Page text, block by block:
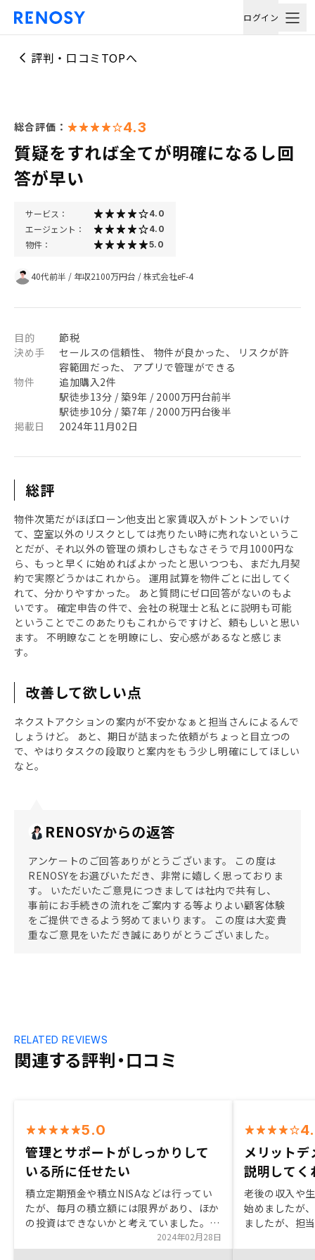
ログイン
評判・口コミTOPへ
総合評価： 4.3
質疑をすれば全てが明確になるし回
答が早い
サービス： 4.0
エージェント： 4.0
物件： 5.0
40代前半 / 年収2100万円台 /株式会社eF-4
目的
節税
決め手
セールスの信頼性、 物件が良かった、 リスクが許
容範囲だった、 アプリで管理ができる
物件
追加購入2件
駅徒歩13分 / 築9年 / 2000万円台前半
駅徒歩10分 / 築7年 / 2000万円台後半
掲載日
2024年11月02日
総評
物件次第だがほぼローン他支出と家賃収入がトントンでいけ
て、空室以外のリスクとしては売りたい時に売れないというこ
とだが、それ以外の管理の煩わしさもなさそうで月1000円な
ら、もっと早くに始めればよかったと思いつつも、まだ九月契
約で実際どうかはこれから。 運用試算を物件ごとに出してく
れて、分かりやすかった。 あと質問にゼロ回答がないのもよ
いです。 確定申告の件で、会社の税理士と私とに説明も可能
ということでこのあたりもこれからですけど、頼もしいと思い
ます。 不明瞭なことを明瞭にし、安心感があるなと感じま
す。
改善して欲しい点
ネクストアクションの案内が不安かなぁと担当さんによるんで
しょうけど。 あと、期日が詰まった依頼がちょっと目立つの
で、やはりタスクの段取りと案内をもう少し明確にしてほしい
なと。
RENOSYからの返答
アンケートのご回答ありがとうございます。 この度は
RENOSYをお選びいただき、非常に嬉しく思っておりま
す。 いただいたご意見につきましては社内で共有し、
事前にお手続きの流れをご案内する等よりよい顧客体験
をご提供できるよう努めてまいります。 この度は大変貴
重なご意見をいただき誠にありがとうございました。
関連する評判・口コミ
RELATED REVIEWS
5.0
管理とサポートがしっかりして
いる所に任せたい
積立定期預金や積立NISAなどは行ってい
たが、毎月の積立額には限界があり、ほか
の投資はできないかと考えていました。
当初は不動産投資はリスクが大きいので自
分では難しいと思っていましたが、会社の
2024年02月28日
メリット
説明してく
老後の収入や
始めましたが
ましたが、担
で、不動産投